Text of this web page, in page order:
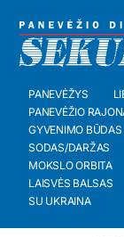
PANEVĖŽYS
PANEVĖŽIO
GYVENIMO BŪDAS
SODAS/DARŽAS
MOKSLO ORBITA
LAISVĖS BALSAS
SU UKRAINA